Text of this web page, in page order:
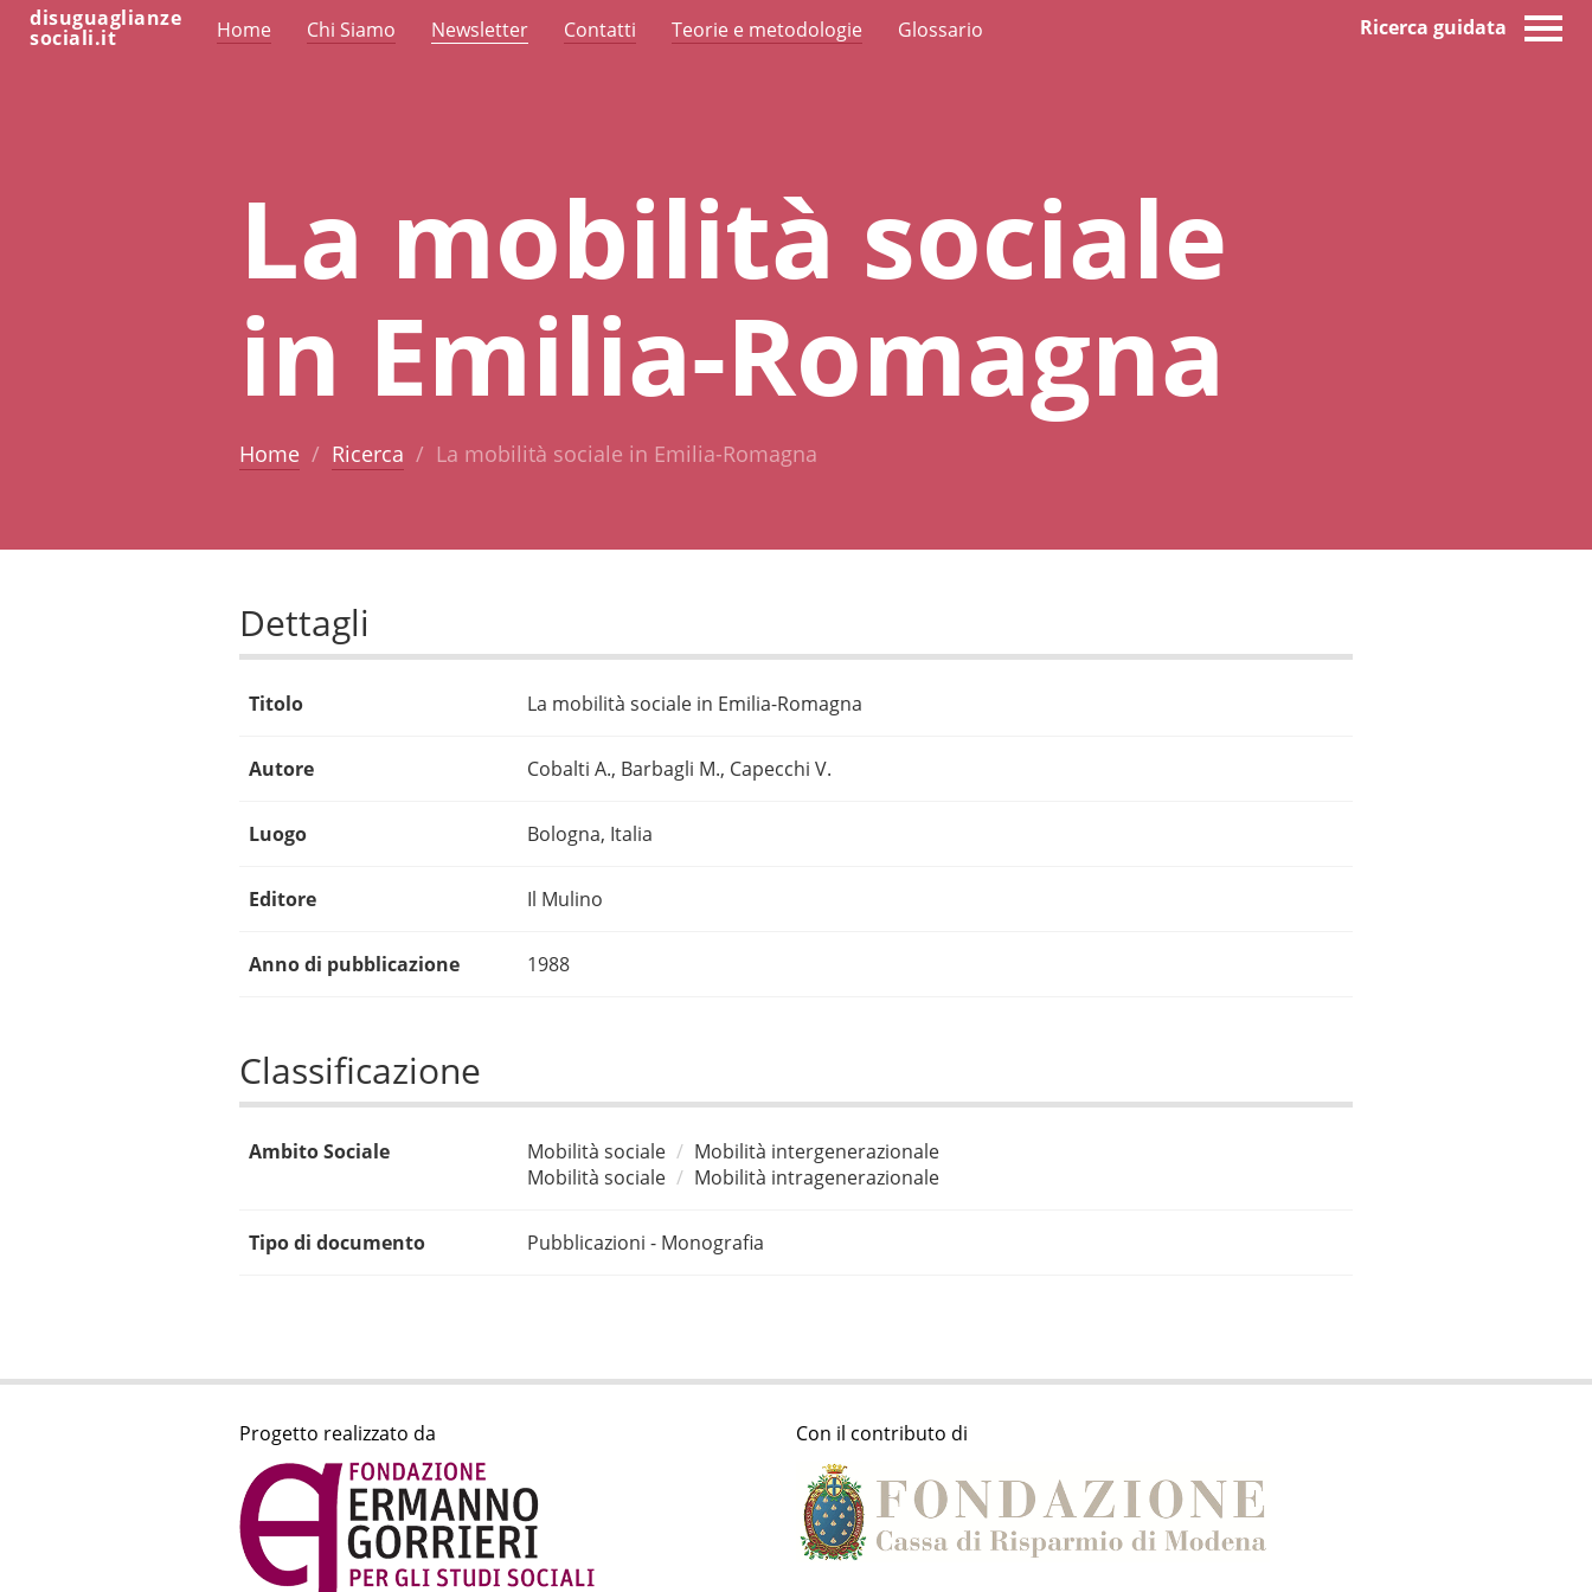
disuguaglianze
sociali.it Home Chi Siamo Newsletter Contatti Teorie e metodologie Glossario Ricerca guidata
La mobilità sociale
in Emilia-Romagna
Home Ricerca La mobilità sociale in Emilia-Romagna
Dettagli
Titolo La mobilità sociale in Emilia-Romagna
Autore Cobalti A., Barbagli M., Capecchi V.
Luogo Bologna, Italia
Editore Il Mulino
Anno di pubblicazione 1988
Classificazione
Ambito Sociale Mobilità sociale
Mobilità intergenerazionale
Mobilità sociale
Mobilità intragenerazionale
Tipo di documento Pubblicazioni - Monografia
Progetto realizzato da Con il contributo di